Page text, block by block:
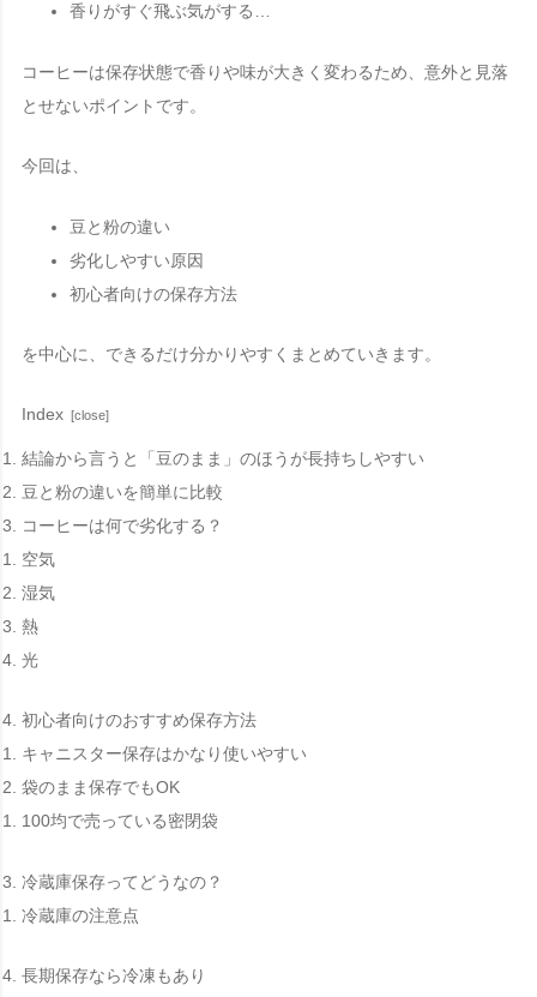
香りがすぐ飛ぶ気がする…
コーヒーは保存状態で香りや味が大きく変わるため、意外と見落
とせないポイントです。
今回は、
豆と粉の違い
劣化しやすい原因
初心者向けの保存方法
を中心に、できるだけ分かりやすくまとめていきます。
Index
結論から言うと「豆のまま」のほうが長持ちしやすい
豆と粉の違いを簡単に比較
コーヒーは何で劣化する？
空気
湿気
熱
光
初心者向けのおすすめ保存方法
キャニスター保存はかなり使いやすい
袋のまま保存でもOK
100均で売っている密閉袋
冷蔵庫保存ってどうなの？
冷蔵庫の注意点
長期保存なら冷凍もあり